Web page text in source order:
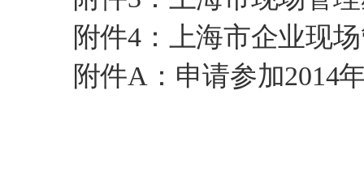
附件4：上海市企业现
附件A：申请参加2014